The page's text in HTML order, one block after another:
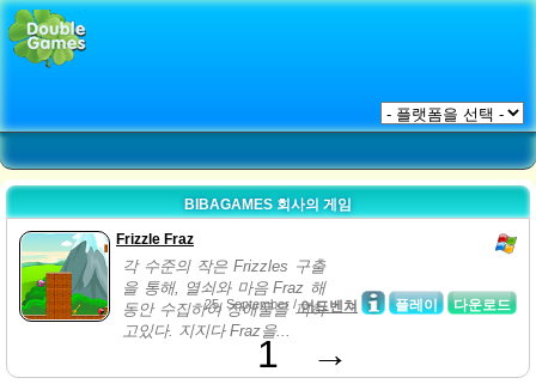
BIBAGAMES 회사의 게임
Frizzle Fraz
각 수준의 작은 Frizzles 구출
을 통해, 열쇠와 마음 Fraz 해
동안 수집하여 장애물을 피하
고있다. 지지다 Fraz을...
다운로드
플레이
25, September /어드벤쳐
1 →